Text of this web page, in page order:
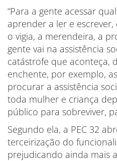
“Para a gente acessar
aprender a ler e
o vigia, a merendeira, a
gente vai na assistência
catástrofe que aconteça,
enchente, por exemplo,
procurar a assistência
toda mulher e criança
público para sobreviver,
Segundo ela, a PEC 32
terceirização do
prejudicando ainda mais